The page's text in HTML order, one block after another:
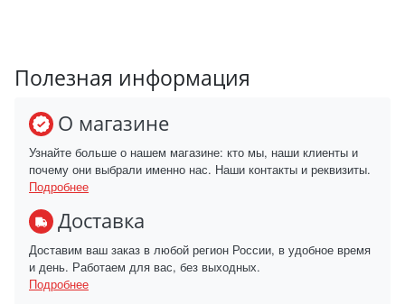
Полезная информация
О магазине
Узнайте больше о нашем магазине: кто мы, наши клиенты и
почему они выбрали именно нас. Наши контакты и реквизиты.
Подробнее
Доставка
Доставим ваш заказ в любой регион России, в удобное время
и день. Работаем для вас, без выходных.
Подробнее